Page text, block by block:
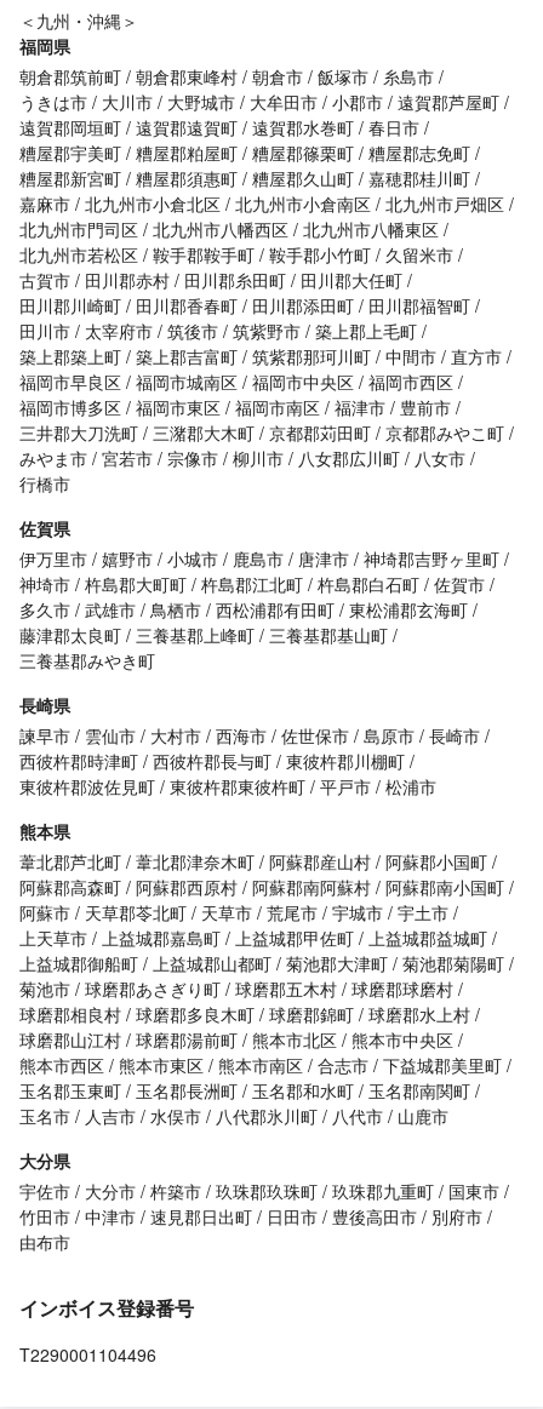
＜九州・沖縄＞
福岡県
朝倉郡筑前町 朝倉郡東峰村 朝倉市 飯塚市
糸島市
うきは市
大川市 大野城市 大牟田市 小郡市 遠賀郡芦屋町
遠賀郡岡垣町 遠賀郡遠賀町 遠賀郡水巻町 春日市
糟屋郡宇美町 糟屋郡粕屋町 糟屋郡篠栗町 糟屋郡志免町
糟屋郡新宮町 糟屋郡須惠町 糟屋郡久山町 嘉穂郡桂川町
嘉麻市 北九州市小倉北区 北九州市小倉南区 北九州市戸畑区
北九州市門司区 北九州市八幡西区 北九州市八幡東区
北九州市若松区 鞍手郡鞍手町 鞍手郡小竹町
久留米市
古賀市
田川郡赤村 田川郡糸田町
田川郡大任町
田川郡川崎町
田川郡香春町 田川郡添田町
田川郡福智町
田川市
太宰府市 筑後市 筑紫野市 築上郡上毛町
築上郡築上町 築上郡吉富町 筑紫郡那珂川町 中間市 直方市
福岡市早良区 福岡市城南区 福岡市中央区 福岡市西区
福岡市博多区 福岡市東区 福岡市南区 福津市
豊前市
三井郡大刀洗町 三潴郡大木町 京都郡苅田町 京都郡みやこ町
みやま市 宮若市 宗像市 柳川市 八女郡広川町
八女市
行橋市
佐賀県
伊万里市 嬉野市 小城市 鹿島市 唐津市 神埼郡吉野ヶ里町
神埼市 杵島郡大町町 杵島郡江北町 杵島郡白石町 佐賀市
多久市 武雄市 鳥栖市 西松浦郡有田町 東松浦郡玄海町
藤津郡太良町 三養基郡上峰町 三養基郡基山町
三養基郡みやき町
長崎県
諫早市
雲仙市 大村市 西海市 佐世保市 島原市 長崎市
西彼杵郡時津町 西彼杵郡長与町 東彼杵郡川棚町
東彼杵郡波佐見町 東彼杵郡東彼杵町 平戸市 松浦市
熊本県
葦北郡芦北町 葦北郡津奈木町 阿蘇郡産山村 阿蘇郡小国町
阿蘇郡高森町 阿蘇郡西原村 阿蘇郡南阿蘇村 阿蘇郡南小国町
阿蘇市
天草郡苓北町 天草市 荒尾市 宇城市 宇土市
上天草市 上益城郡嘉島町 上益城郡甲佐町 上益城郡益城町
上益城郡御船町 上益城郡山都町 菊池郡大津町 菊池郡菊陽町
菊池市 球磨郡あさぎり町 球磨郡五木村 球磨郡球磨村
球磨郡相良村 球磨郡多良木町 球磨郡錦町 球磨郡水上村
球磨郡山江村 球磨郡湯前町 熊本市北区 熊本市中央区
熊本市西区 熊本市東区 熊本市南区 合志市 下益城郡美里町
玉名郡玉東町
玉名郡長洲町 玉名郡和水町
玉名郡南関町
玉名市
人吉市 水俣市 八代郡氷川町 八代市
山鹿市
大分県
宇佐市
大分市 杵築市 玖珠郡玖珠町 玖珠郡九重町
国東市
竹田市 中津市 速見郡日出町 日田市 豊後高田市
別府市
由布市
インボイス登録番号
T2290001104496